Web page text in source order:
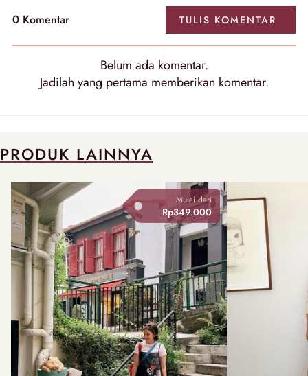
0 Komentar TULIS KOMENTAR
Belum ada komentar.
Jadilah yang pertama memberikan komentar.
PRODUK LAINNYA
Mulai dari
Rp349.000